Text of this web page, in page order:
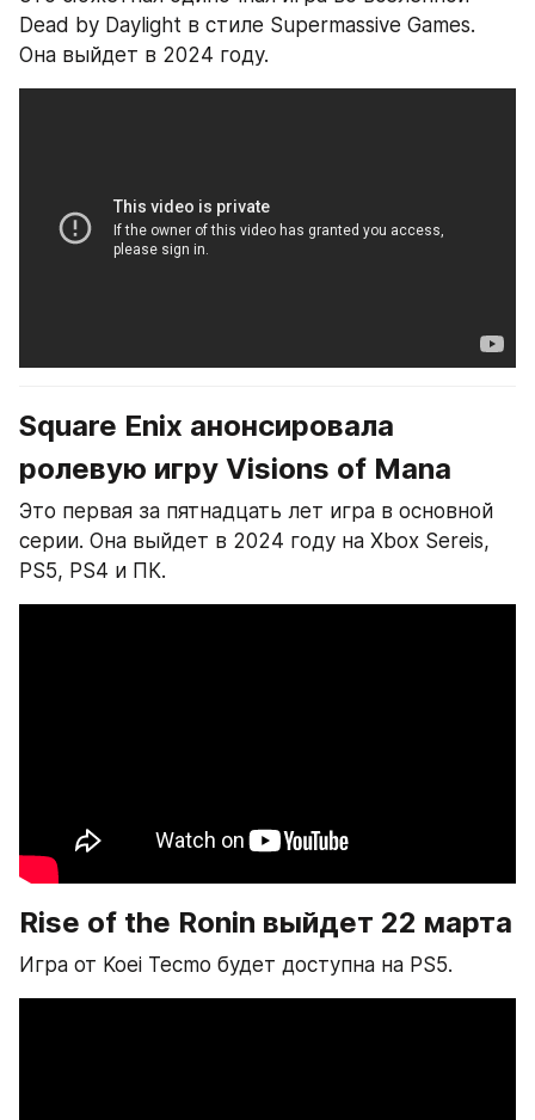
Dead by Daylight в стиле Supermassive Games.
Она выйдет в 2024 году.
Square Enix анонсировала
ролевую игру Visions of Mana
Это первая за пятнадцать лет игра в основной
серии. Она выйдет в 2024 году на Xbox Sereis,
PS5, PS4 и ПК.
Rise of the Ronin выйдет 22 марта
Игра от Koei Tecmo будет доступна на PS5.